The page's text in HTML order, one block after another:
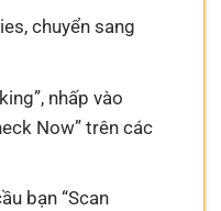
chuyển sang
nhấp vào
Now” trên các
bạn “Scan